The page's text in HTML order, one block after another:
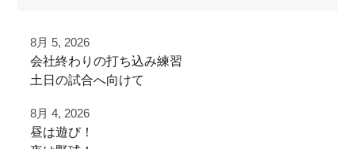
8月 5, 2026
⁡会社終わりの打ち込み⁡練習⁡
⁡土日の試合へ向けて⁡
⁡またお待ちしております！
8月 4, 2026
昼は遊び！